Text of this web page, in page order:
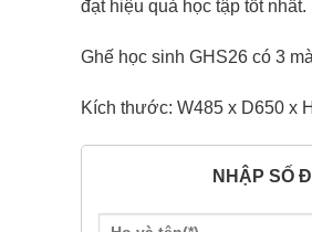
đạt hiệu quả học tập tốt
Ghế học sinh GHS26 có 3
Kích thước: W485 x D650 x
NHẬP SỐ